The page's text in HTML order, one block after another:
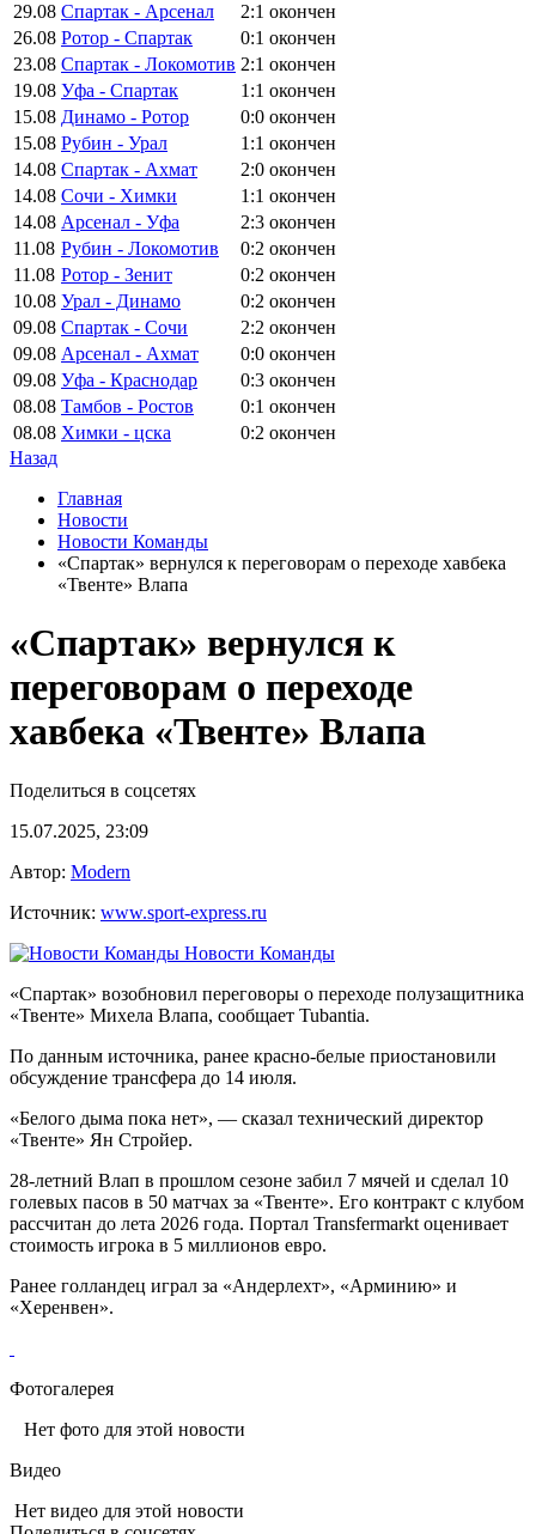
29.08 Спартак - Арсенал 2:1 окончен
26.08 Ротор - Спартак 0:1 окончен
23.08 Спартак - Локомотив 2:1 окончен
19.08 Уфа - Спартак 1:1 окончен
15.08 Динамо - Ротор 0:0 окончен
15.08 Рубин - Урал 1:1 окончен
14.08 Спартак - Ахмат 2:0 окончен
14.08 Сочи - Химки 1:1 окончен
14.08 Арсенал - Уфа 2:3 окончен
11.08 Рубин - Локомотив 0:2 окончен
11.08 Ротор - Зенит 0:2 окончен
10.08 Урал - Динамо 0:2 окончен
09.08 Спартак - Сочи 2:2 окончен
09.08 Арсенал - Ахмат 0:0 окончен
09.08 Уфа - Краснодар 0:3 окончен
08.08 Тамбов - Ростов 0:1 окончен
08.08 Химки - цска 0:2 окончен
Назад
Главная
Новости
Новости Команды
«Спартак» вернулся к переговорам о переходе хавбека
«Твенте» Влапа
«Спартак» вернулся к
переговорам о переходе
хавбека «Твенте» Влапа
Поделиться в соцсетях
15.07.2025, 23:09
Автор: Modern
Источник: www.sport-express.ru
Новости Команды
«Спартак» возобновил переговоры о переходе полузащитника
«Твенте» Михела Влапа, сообщает Tubantia.
По данным источника, ранее красно-белые приостановили
обсуждение трансфера до 14 июля.
«Белого дыма пока нет», — сказал технический директор
«Твенте» Ян Стройер.
28-летний Влап в прошлом сезоне забил 7 мячей и сделал 10
голевых пасов в 50 матчах за «Твенте». Его контракт с клубом
рассчитан до лета 2026 года. Портал Transfermarkt оценивает
стоимость игрока в 5 миллионов евро.
Ранее голландец играл за «Андерлехт», «Арминию» и
«Херенвен».
Фотогалерея
Нет фото для этой новости
Видео
Нет видео для этой новости